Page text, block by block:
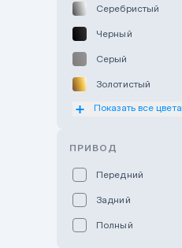
Серебристый
Черный
Серый
Золотистый
Оранжевый
Показать все цвета
ПРИВОД
Передний
Задний
Полный